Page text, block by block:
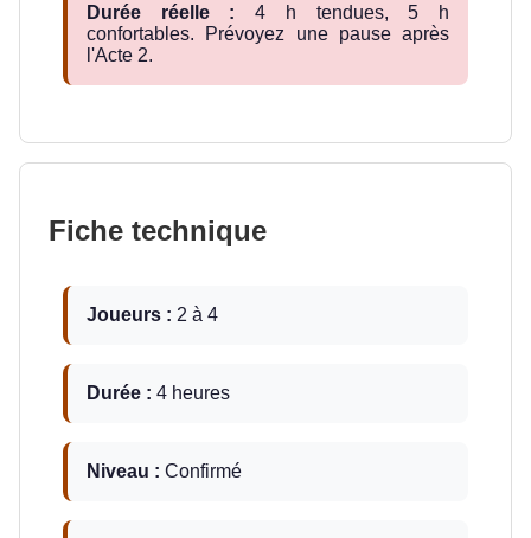
Durée réelle : 4 h tendues, 5 h
confortables. Prévoyez une pause après
l'Acte 2.
Fiche technique
Joueurs : 2 à 4
Durée : 4 heures
Niveau : Confirmé